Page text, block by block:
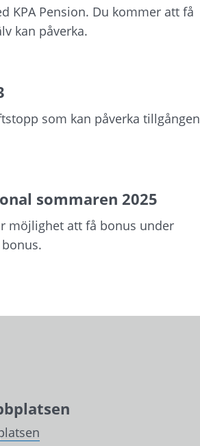
Pension. Du kommer att få
kan påverka.
som kan påverka tillgången
sommaren 2025
möjlighet att få bonus under